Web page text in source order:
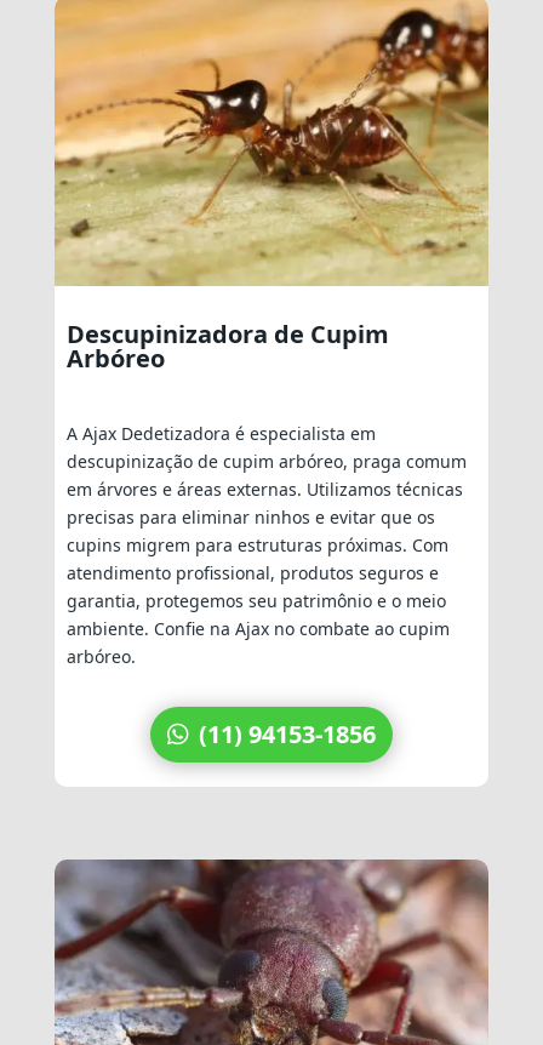
Descupinizadora de Cupim
Arbóreo
A Ajax Dedetizadora é especialista em
descupinização de cupim arbóreo, praga comum
em árvores e áreas externas. Utilizamos técnicas
precisas para eliminar ninhos e evitar que os
cupins migrem para estruturas próximas. Com
atendimento profissional, produtos seguros e
garantia, protegemos seu patrimônio e o meio
ambiente. Confie na Ajax no combate ao cupim
arbóreo.
(11) 94153-1856